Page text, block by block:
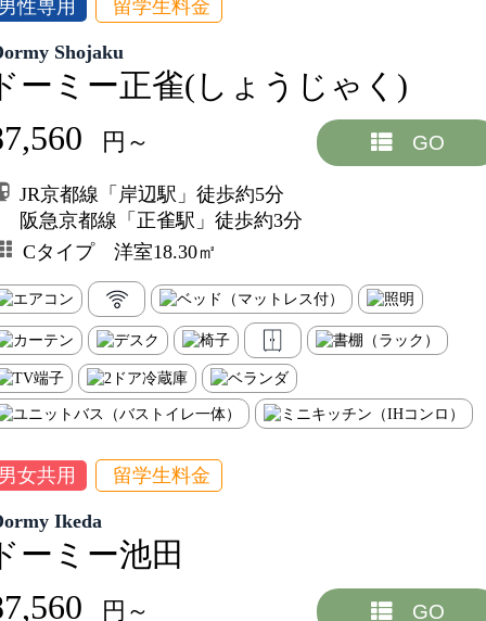
性専用 留学生料金
Shojaku
ーミー正雀(しょうじゃく)
円～ GO
JR京都線「岸辺駅」徒歩約5分
阪急京都線「正雀駅」徒歩約3分
Cタイプ 洋室18.30㎡
女共用 留学生料金
Ikeda
ーミー池田
円～ GO